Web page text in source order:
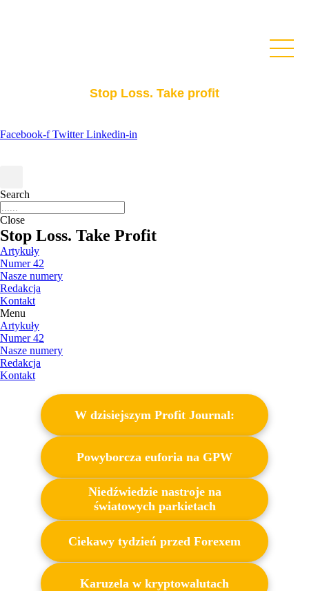
Stop Loss. Take profit
Facebook-f Twitter Linkedin-in
Search
Close
Stop Loss. Take Profit
Artykuły
Numer 42
Nasze numery
Redakcja
Kontakt
Menu
Artykuły
Numer 42
Nasze numery
Redakcja
Kontakt
W dzisiejszym Profit Journal:
Powyborcza euforia na GPW
Niedźwiedzie nastroje na
światowych parkietach
Ciekawy tydzień przed Forexem
Karuzela w kryptowalutach